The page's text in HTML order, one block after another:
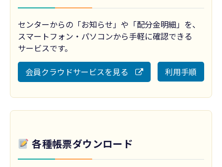
センターからの「お知らせ」や「配分金明細」を、
スマートフォン・パソコンから手軽に確認できる
サービスです。
会員クラウドサービスを見る
利用手順
各種帳票ダウンロード